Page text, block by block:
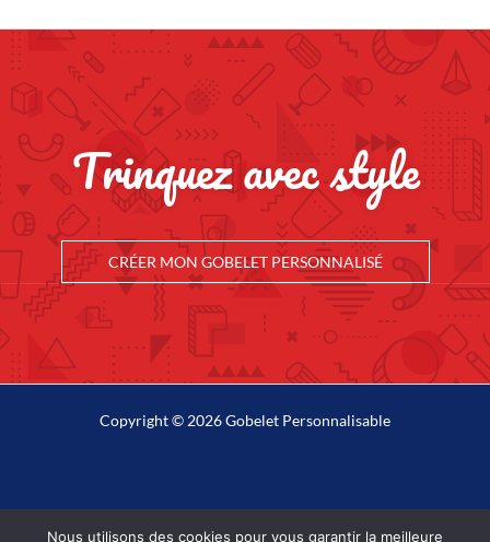
Trinquez avec style
CRÉER MON GOBELET PERSONNALISÉ
Copyright © 2026 Gobelet Personnalisable
Nous utilisons des cookies pour vous garantir la meilleure